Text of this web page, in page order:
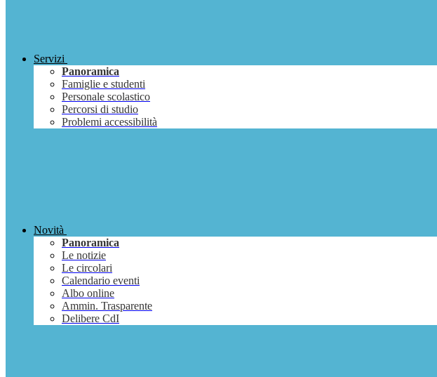
Servizi
Panoramica
Famiglie e studenti
Personale scolastico
Percorsi di studio
Problemi accessibilità
Novità
Panoramica
Le notizie
Le circolari
Calendario eventi
Albo online
Ammin. Trasparente
Delibere CdI